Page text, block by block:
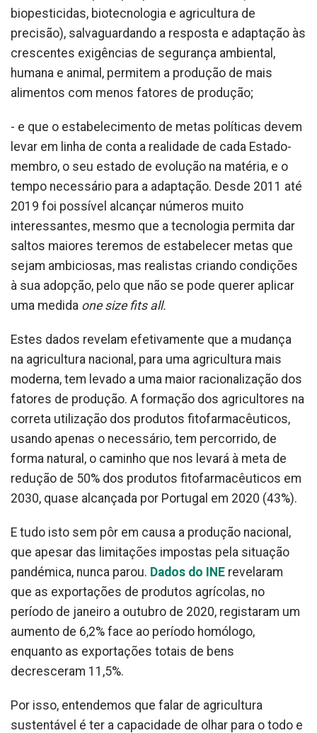
biopesticidas, biotecnologia e agricultura de
precisão), salvaguardando a resposta e adaptação às
crescentes exigências de segurança ambiental,
humana e animal, permitem a produção de mais
alimentos com menos fatores de produção;
- e que o estabelecimento de metas políticas devem
levar em linha de conta a realidade de cada Estado-
membro, o seu estado de evolução na matéria, e o
tempo necessário para a adaptação. Desde 2011 até
2019 foi possível alcançar números muito
interessantes, mesmo que a tecnologia permita dar
saltos maiores teremos de estabelecer metas que
sejam ambiciosas, mas realistas criando condições
à sua adopção, pelo que não se pode querer aplicar
uma medida one size fits all.
Estes dados revelam efetivamente que a mudança
na agricultura nacional, para uma agricultura mais
moderna, tem levado a uma maior racionalização dos
fatores de produção. A formação dos agricultores na
correta utilização dos produtos fitofarmacêuticos,
usando apenas o necessário, tem percorrido, de
forma natural, o caminho que nos levará à meta de
redução de 50% dos produtos fitofarmacêuticos em
2030, quase alcançada por Portugal em 2020 (43%).
E tudo isto sem pôr em causa a produção nacional,
que apesar das limitações impostas pela situação
pandémica, nunca parou. Dados do INE revelaram
que as exportações de produtos agrícolas, no
período de janeiro a outubro de 2020, registaram um
aumento de 6,2% face ao período homólogo,
enquanto as exportações totais de bens
decresceram 11,5%.
Por isso, entendemos que falar de agricultura
sustentável é ter a capacidade de olhar para o todo e